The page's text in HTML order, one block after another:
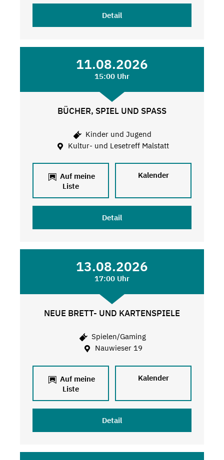
Detail
11.08.2026
15:00 Uhr
BÜCHER, SPIEL UND SPASS
Kinder und Jugend
Kultur- und Lesetreff Malstatt
Auf meine
Liste
Kalender
Detail
13.08.2026
17:00 Uhr
NEUE BRETT- UND KARTENSPIELE
Spielen/Gaming
Nauwieser 19
Auf meine
Liste
Kalender
Detail